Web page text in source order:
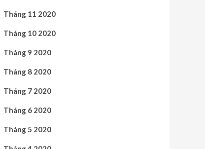
Tháng 11 2020
Tháng 10 2020
Tháng 9 2020
Tháng 8 2020
Tháng 7 2020
Tháng 6 2020
Tháng 5 2020